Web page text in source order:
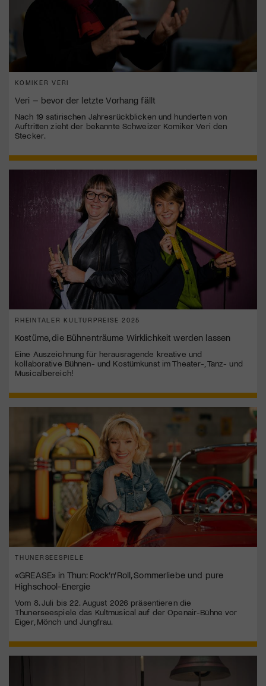
KOMIKER VERI
Veri – bevor der letzte Vorhang fällt
Nach 19 satirischen Jahresrückblicken und hunderten von
Auftritten zieht der bekannte Schweizer Komiker Veri den
Stecker.
RHEINTALER KULTURPREISE 2025
Kostüme, die Bühnenträume Wirklichkeit werden lassen
Eine Auszeichnung für herausragende kreative und
kollaborative Bühnen- und Kostümkunst im Theater-, Tanz- und
Musicalbereich!
THUNERSEESPIELE
«GREASE» in Thun: Rock’n’Roll, Sommerliebe und pure
Highschool-Energie
Vom 8. Juli bis 22. August 2026 präsentieren die
Thunerseespiele das Kultmusical auf der Openair-Bühne vor
Eiger, Mönch und Jungfrau.